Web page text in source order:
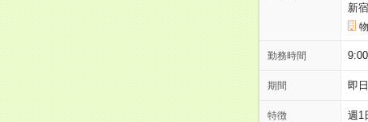
新
勤務時間
期間 即
特徴 週1